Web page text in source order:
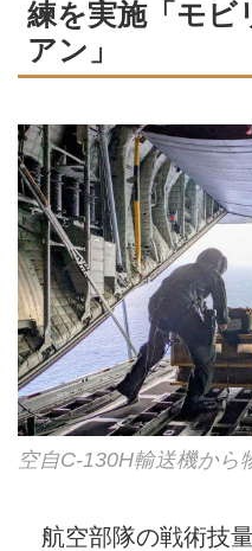
練を実施「モビ
アン」
空自C-130H輸送機から
航空部隊の戦術技